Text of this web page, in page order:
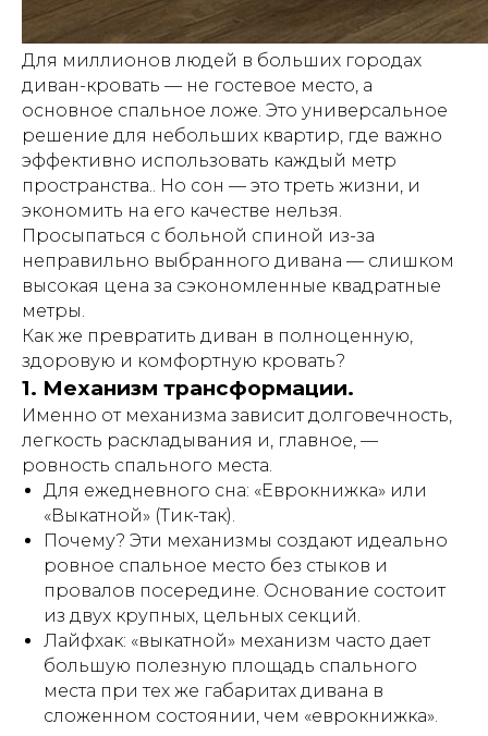
Для миллионов людей в больших городах
диван-кровать — не гостевое место, а
основное спальное ложе. Это универсальное
решение для небольших квартир, где важно
эффективно использовать каждый метр
пространства.. Но сон — это треть жизни, и
экономить на его качестве нельзя.
Просыпаться с больной спиной из-за
неправильно выбранного дивана — слишком
высокая цена за сэкономленные квадратные
метры.
Как же превратить диван в полноценную,
здоровую и комфортную кровать?
1. Механизм трансформации.
Именно от механизма зависит долговечность,
легкость раскладывания и, главное, —
ровность спального места.
Для ежедневного сна: «Еврокнижка» или
«Выкатной» (Тик-так).
Почему? Эти механизмы создают идеально
ровное спальное место без стыков и
провалов посередине. Основание состоит
из двух крупных, цельных секций.
Лайфхак: «выкатной» механизм часто дает
большую полезную площадь спального
места при тех же габаритах дивана в
сложенном состоянии, чем «еврокнижка».